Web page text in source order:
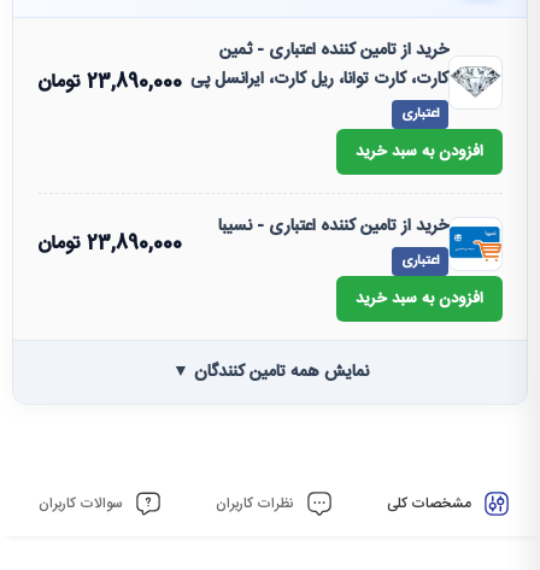
خرید از تامین کننده اعتباری - ثمین
کارت، کارت توانا، ریل کارت، ایرانسل پی
اعتباری
23,890,000تومان
افزودن به سبد خرید
خرید از تامین کننده اعتباری - نسیبا
اعتباری
23,890,000تومان
افزودن به سبد خرید
نمایش همه تامین کنندگان ▼
مشخصات کلی نظرات کاربران سوالات کاربران